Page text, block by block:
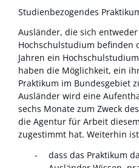
Studienbezogendes
Ausländer, die sich
Hochschulstudium befinden
Jahren ein
haben die Möglichkeit, ein
Praktikum im Bundesgebiet
Ausländer wird eine
sechs Monate zum Zweck
die Agentur für Arbeit
zugestimmt hat. Weiterhin
dass das Praktikum